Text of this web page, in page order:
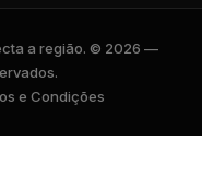
a região. © 2026 —
e Condições